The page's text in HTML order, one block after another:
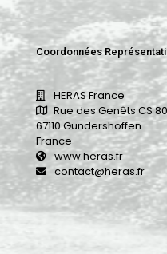
Coordonnées
HERAS France
Rue des Genêts CS
67110 Gundershoffen
France
www.heras.fr
contact@heras.fr